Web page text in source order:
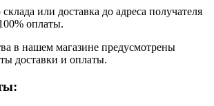
или доставка до адреса получателя
оплаты.
в нашем магазине предусмотрены
доставки и оплаты.